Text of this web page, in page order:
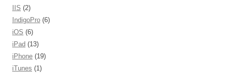
IIS (2)
IndigoPro (6)
iOS (6)
iPad (13)
iPhone (19)
iTunes (1)